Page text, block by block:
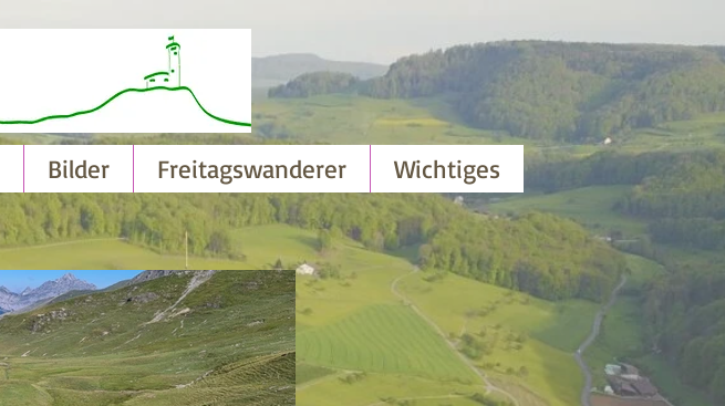
Bilder Freitagswanderer Wichtiges